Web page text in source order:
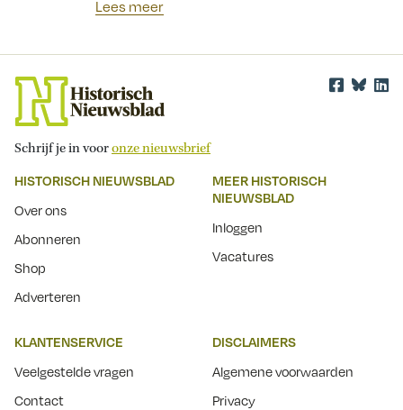
Lees meer
Schrijf je in vooronze nieuwsbrief
HISTORISCH NIEUWSBLAD
Over ons
Abonneren
Shop
Adverteren
MEER HISTORISCH
NIEUWSBLAD
Inloggen
Vacatures
KLANTENSERVICE
Veelgestelde vragen
Contact
DISCLAIMERS
Algemene voorwaarden
Privacy